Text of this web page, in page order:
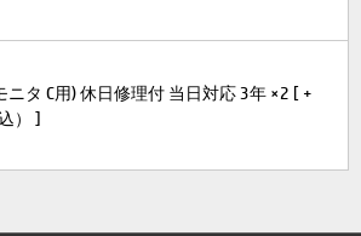
ニタ C用) 休日修理付 当日対応 3年 ×2 [ +
） ]